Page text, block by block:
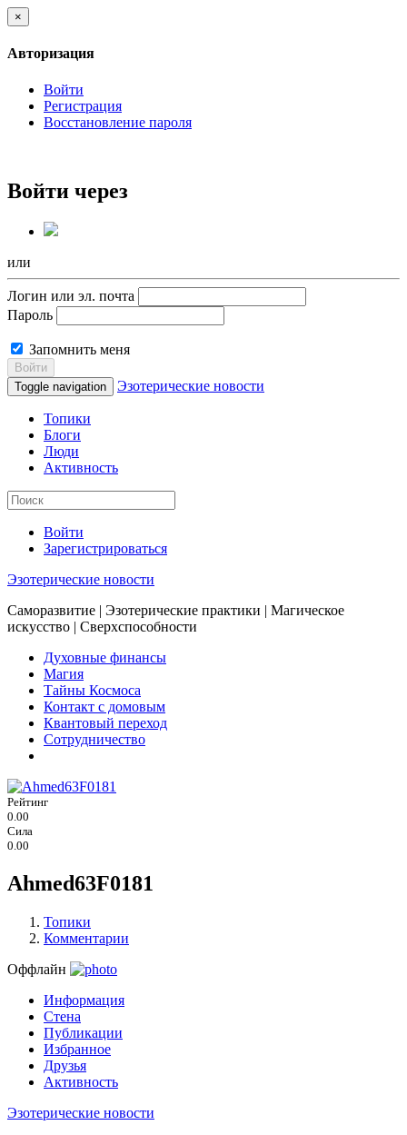
×
Авторизация
Войти
Регистрация
Восстановление пароля
Войти через
или
Логин или эл. почта
Пароль
Запомнить меня
Войти
Toggle navigation
Эзотерические новости
Топики
Блоги
Люди
Активность
Войти
Зарегистрироваться
Эзотерические новости
Саморазвитие | Эзотерические практики | Магическое
искусство | Сверхспособности
Духовные финансы
Магия
Тайны Космоса
Контакт с домовым
Квантовый переход
Сотрудничество
Рейтинг
0.00
Сила
0.00
Ahmed63F0181
Топики
Комментарии
Оффлайн
Информация
Стена
Публикации
Избранное
Друзья
Активность
Эзотерические новости